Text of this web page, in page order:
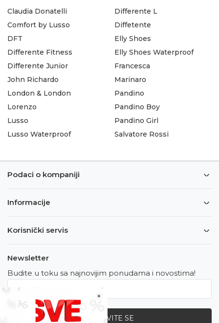
×
Claudia Donatelli
Comfort by Lusso
DFT
Differente Fitness
Differente Junior
Differente L
Diffetente
Elly Shoes
Elly Shoes Waterproof
Francesca
John Richardo
London & London
Lorenzo
Lusso
Lusso Waterproof
Marinaro
Pandino
Pandino Boy
Pandino Girl
Salvatore Rossi
Podaci o kompaniji
Informacije
Korisnički servis
Newsletter
Budite u toku sa najnovijim ponudama i novostima!
PRIJAVITE SE